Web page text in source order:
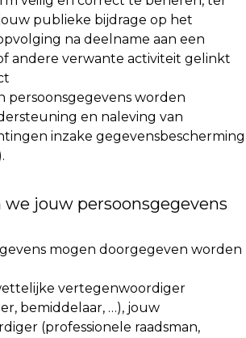
publieke bijdrage op het
na deelname aan een
andere verwante activiteit gelinkt
persoonsgegevens worden
en naleving van
inzake gegevensbescherming
we jouw persoonsgegevens
mogen doorgegeven worden
vertegenwoordiger
bemiddelaar, …), jouw
(professionele raadsman,